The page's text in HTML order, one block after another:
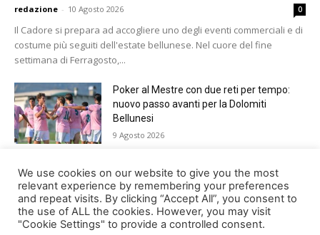
redazione - 10 Agosto 2026 0
Il Cadore si prepara ad accogliere uno degli eventi commerciali e di
costume più seguiti dell'estate bellunese. Nel cuore del fine
settimana di Ferragosto,...
Poker al Mestre con due reti per tempo:
nuovo passo avanti per la Dolomiti
Bellunesi
9 Agosto 2026
Paracadutismo, Trofeo Città di Belluno.
Germania davanti a tutti nella 37ma
edizione
9 Agosto 2026
We use cookies on our website to give you the most
relevant experience by remembering your preferences
and repeat visits. By clicking “Accept All”, you consent to
the use of ALL the cookies. However, you may visit
"Cookie Settings" to provide a controlled consent.